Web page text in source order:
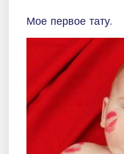
Мое первое тату.